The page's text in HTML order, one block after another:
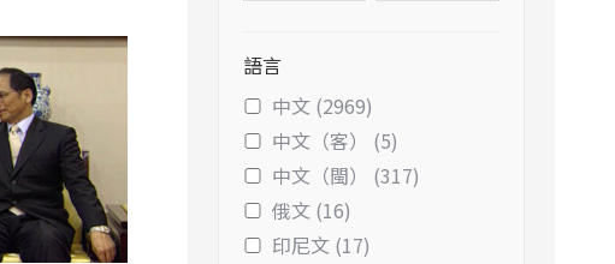
語言
中文 (2969)
中文（客） (5)
中文（閩） (317)
俄文 (16)
印尼文 (17)